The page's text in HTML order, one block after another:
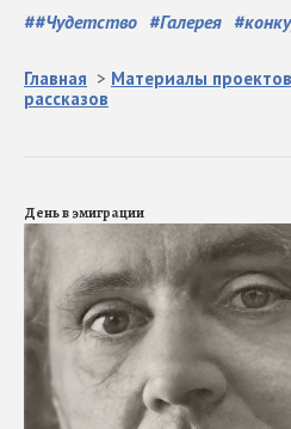
##Чудетство #Галерея #
Главная > Материалы проектов
рассказов
День в эмиграции